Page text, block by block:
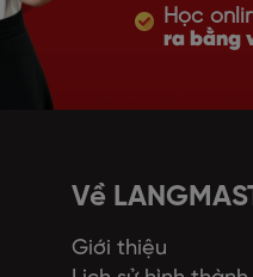
Học
ra bằng
Về
Giới thiệu